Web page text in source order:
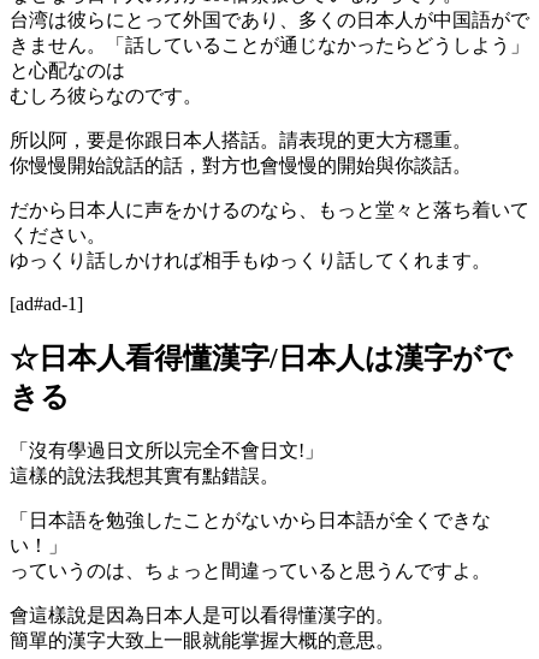
台湾は彼らにとって外国であり、多くの日本人が中国語がで
きません。「話していることが通じなかったらどうしよう」
と心配なのは
むしろ彼らなのです。
所以阿，要是你跟日本人搭話。請表現的更大方穩重。
你慢慢開始說話的話，對方也會慢慢的開始與你談話。
だから日本人に声をかけるのなら、もっと堂々と落ち着いて
ください。
ゆっくり話しかければ相手もゆっくり話してくれます。
[ad#ad-1]
☆日本人看得懂漢字/日本人は漢字がで
きる
「沒有學過日文所以完全不會日文!」
這樣的說法我想其實有點錯誤。
「日本語を勉強したことがないから日本語が全くできな
い！」
っていうのは、ちょっと間違っていると思うんですよ。
會這樣說是因為日本人是可以看得懂漢字的。
簡單的漢字大致上一眼就能掌握大概的意思。